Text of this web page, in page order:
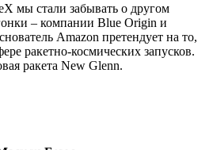
мы стали забывать о другом
– компании Blue Origin и
Amazon претендует на то,
ракетно-космических запусков.
ракета New Glenn.